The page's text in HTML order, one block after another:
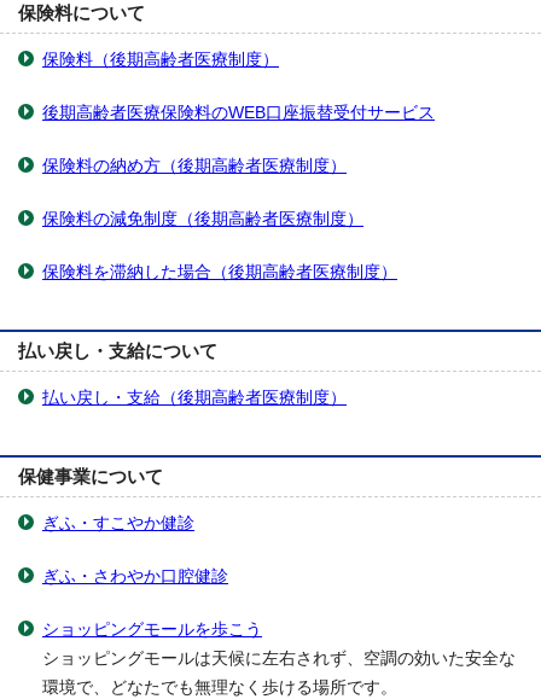
保険料について
保険料（後期高齢者医療制度）
後期高齢者医療保険料のWEB口座振替受付サービス
保険料の納め方（後期高齢者医療制度）
保険料の減免制度（後期高齢者医療制度）
保険料を滞納した場合（後期高齢者医療制度）
払い戻し・支給について
払い戻し・支給（後期高齢者医療制度）
保健事業について
ぎふ・すこやか健診
ぎふ・さわやか口腔健診
ショッピングモールを歩こう
ショッピングモールは天候に左右されず、空調の効いた安全な
環境で、どなたでも無理なく歩ける場所です。